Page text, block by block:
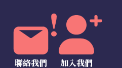
聯絡我們 加入我們